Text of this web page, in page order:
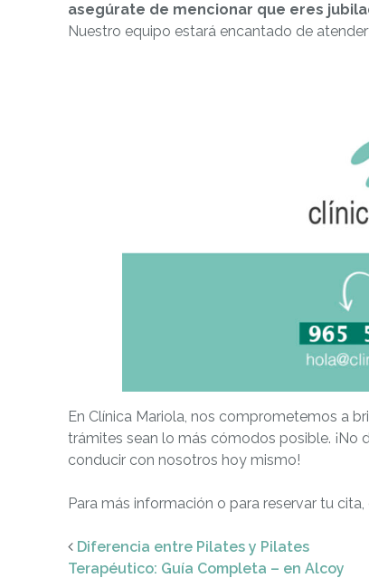
asegúrate de mencionar que eres
Nuestro equipo estará encantado de
En Clínica Mariola, nos comprometemos a
trámites sean lo más cómodos posible. ¡No
conducir con nosotros hoy mismo!
Para más información o para reservar tu
Diferencia entre Pilates y Pilates
Terapéutico: Guía Completa – en Alcoy